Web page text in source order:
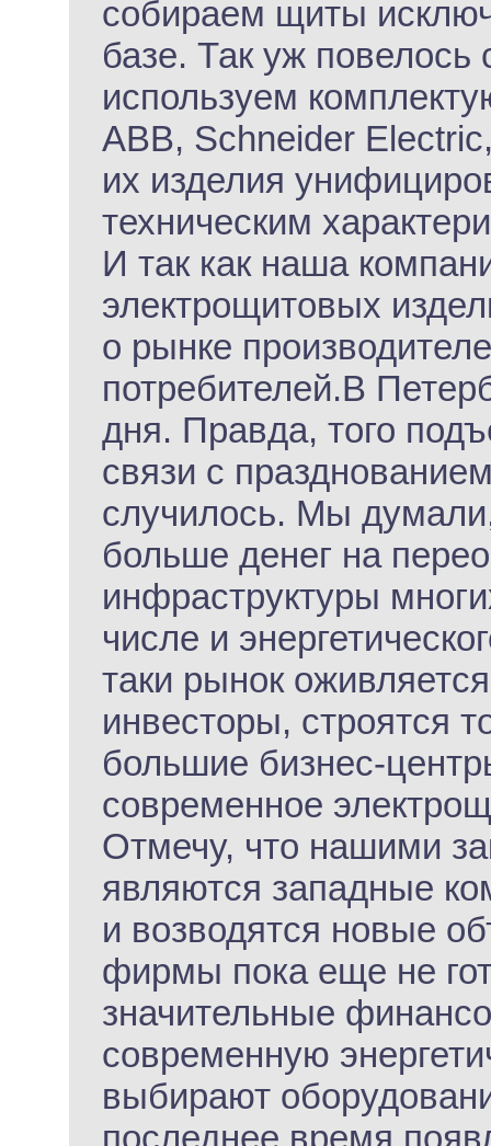
собираем щиты
базе. Так уж повелось
используем
АВВ, Schneider
их изделия
техническим
И так как наша
электрощитовых
о рынке
потребителей.В
дня. Правда, того
связи с
случилось. Мы
больше денег на
инфраструктуры
числе и
таки рынок
инвесторы, строятся
большие бизнес-
современное
Отмечу, что нашими
являются западные
и возводятся новые
фирмы пока еще не
значительные
современную
выбирают